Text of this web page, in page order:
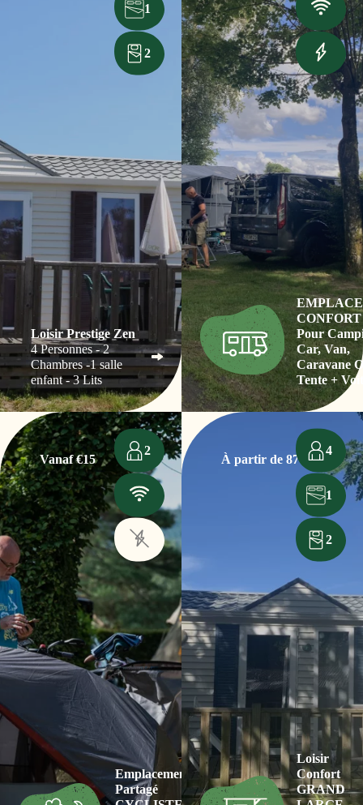
1
2
Loisir Prestige Zen
4 Personnes - 2
Chambres -1 salle
enfant - 3 Lits
CONFORT
Pour
Car, Van,
Caravane
Tente +
Vanaf €15
2
Emplacement
Partagé
À partir de 87€
4
1
2
Loisir
Confort
GRAND